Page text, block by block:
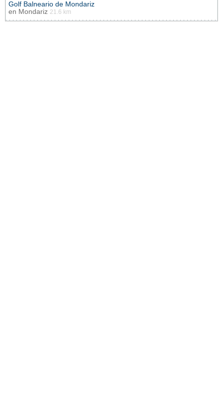
Golf Balneario de Mondariz
en Mondariz 21.6 km